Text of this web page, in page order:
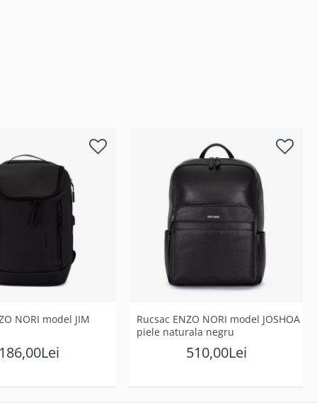
NORI model JIM
186,00Lei
Rucsac ENZO NORI model JOSHOA
piele naturala negru
510,00Lei